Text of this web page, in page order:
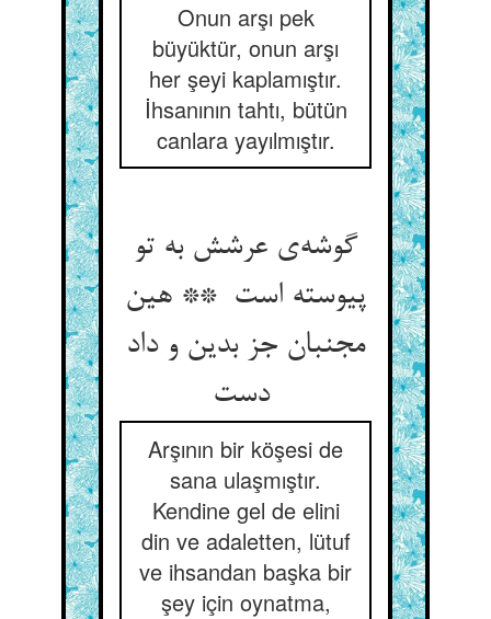
Onun arşı pek
büyüktür, onun arşı
her şeyi kaplamıştır.
İhsanının tahtı, bütün
canlara yayılmıştır.
گوشه‌ی عرشش به تو
پیوسته است ** هین
مجنبان جز بدین و داد
دست
Arşının bir köşesi de
sana ulaşmıştır.
Kendine gel de elini
din ve adaletten, lütuf
ve ihsandan başka bir
şey için oynatma,